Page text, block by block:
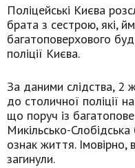
Поліцейські Києва
брата з сестрою, які,
багатоповерхового
поліції Києва.
За даними слідства, 2
до столичної поліції
що поруч із
Микільсько-
ознак життя. Імовірно,
загинули.